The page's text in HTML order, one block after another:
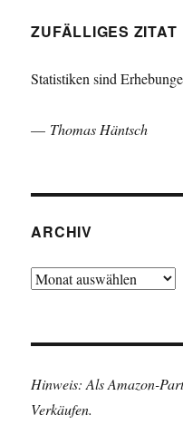
ZUFÄLLIGES ZITAT
Statistiken sind
— Thomas Häntsch
ARCHIV
Archiv
Hinweis: Als Amazon-
Verkäufen.